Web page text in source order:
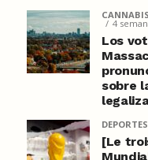
4
Los
sobre
DEPORTES
[Le